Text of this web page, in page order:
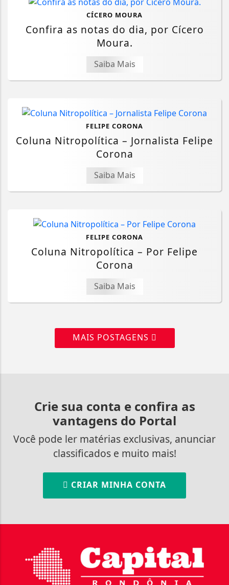
CÍCERO MOURA
Confira as notas do dia, por Cícero
Moura.
Saiba Mais
FELIPE CORONA
Coluna Nitropolítica – Jornalista Felipe
Corona
Saiba Mais
FELIPE CORONA
Coluna Nitropolítica – Por Felipe
Corona
Saiba Mais
MAIS POSTAGENS
Crie sua conta e confira as
vantagens do Portal
Você pode ler matérias exclusivas, anunciar
classificados e muito mais!
CRIAR MINHA CONTA